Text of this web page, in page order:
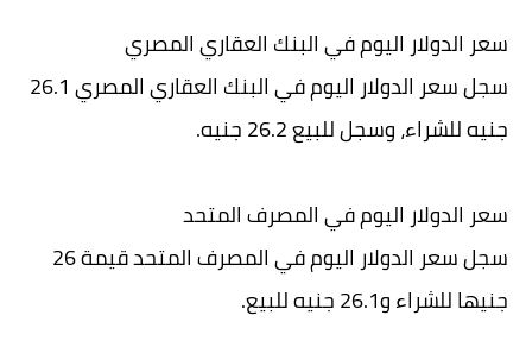
سعر الدولار اليوم في البنك العقاري المصري
سجل سعر الدولار اليوم في البنك العقاري المصري 26.1
جنيه للشراء، وسجل للبيع 26.2 جنيه.
سعر الدولار اليوم في المصرف المتحد
سجل سعر الدولار اليوم في المصرف المتحد قيمة 26
جنيها للشراء و26.1 جنيه للبيع.